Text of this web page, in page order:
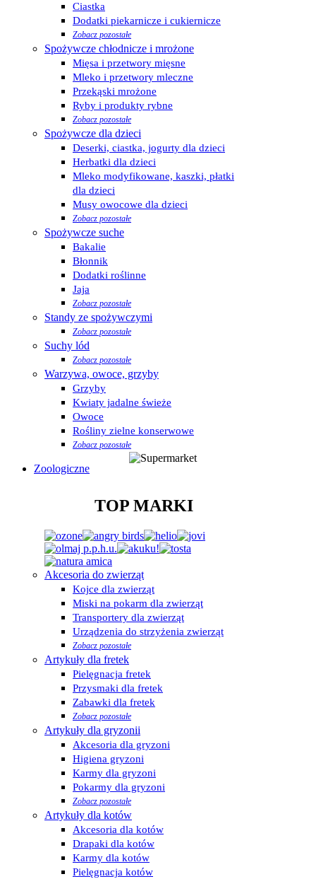
Ciastka
Dodatki piekarnicze i cukiernicze
Zobacz pozostałe
Spożywcze chłodnicze i mrożone
Mięsa i przetwory mięsne
Mleko i przetwory mleczne
Przekąski mrożone
Ryby i produkty rybne
Zobacz pozostałe
Spożywcze dla dzieci
Deserki, ciastka, jogurty dla dzieci
Herbatki dla dzieci
Mleko modyfikowane, kaszki, płatki
dla dzieci
Musy owocowe dla dzieci
Zobacz pozostałe
Spożywcze suche
Bakalie
Błonnik
Dodatki roślinne
Jaja
Zobacz pozostałe
Standy ze spożywczymi
Zobacz pozostałe
Suchy lód
Zobacz pozostałe
Warzywa, owoce, grzyby
Grzyby
Kwiaty jadalne świeże
Owoce
Rośliny zielne konserwowe
Zobacz pozostałe
Zoologiczne
TOP MARKI
Akcesoria do zwierząt
Kojce dla zwierząt
Miski na pokarm dla zwierząt
Transportery dla zwierząt
Urządzenia do strzyżenia zwierząt
Zobacz pozostałe
Artykuły dla fretek
Pielęgnacja fretek
Przysmaki dla fretek
Zabawki dla fretek
Zobacz pozostałe
Artykuły dla gryzonii
Akcesoria dla gryzoni
Higiena gryzoni
Karmy dla gryzoni
Pokarmy dla gryzoni
Zobacz pozostałe
Artykuły dla kotów
Akcesoria dla kotów
Drapaki dla kotów
Karmy dla kotów
Pielęgnacja kotów